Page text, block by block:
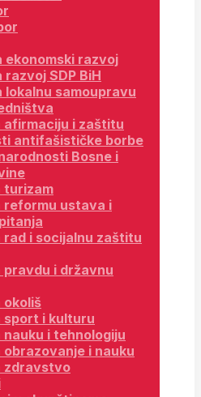
ekonomski razvoj
SDP BiH
lokalnu samoupravu
afirmaciju i zaštitu
antifašističke borbe
Bosne i
turizam
reformu ustava i
rad i socijalnu zaštitu
pravdu i državnu
okoliš
sport i kulturu
nauku i tehnologiju
obrazovanje i nauku
zdravstvo